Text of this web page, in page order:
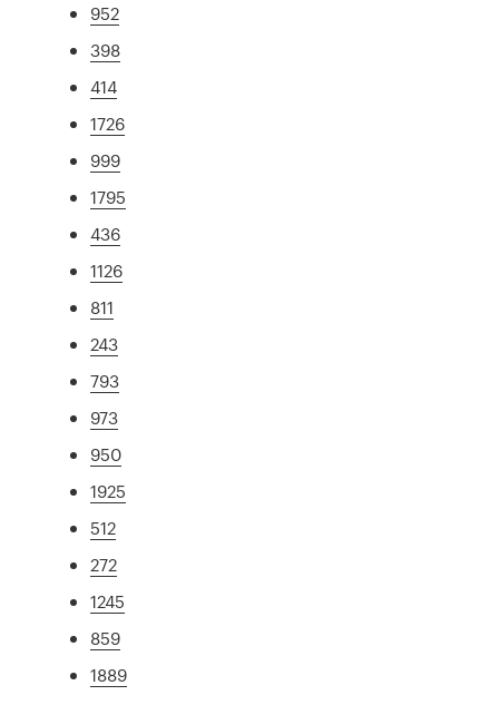
952
398
414
1726
999
1795
436
1126
811
243
793
973
950
1925
512
272
1245
859
1889